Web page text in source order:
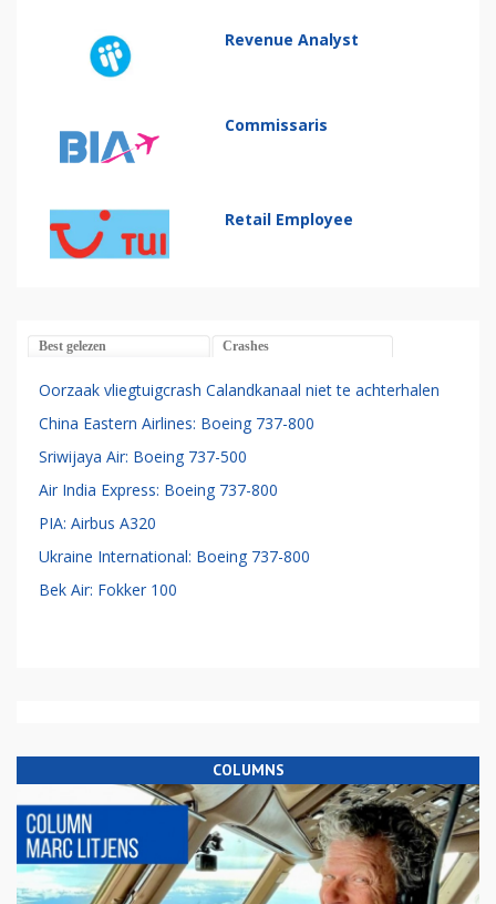
Revenue Analyst
Commissaris
Retail Employee
Best gelezen Crashes
Oorzaak vliegtuigcrash Calandkanaal niet te achterhalen
China Eastern Airlines: Boeing 737-800
Sriwijaya Air: Boeing 737-500
Air India Express: Boeing 737-800
PIA: Airbus A320
Ukraine International: Boeing 737-800
Bek Air: Fokker 100
COLUMNS